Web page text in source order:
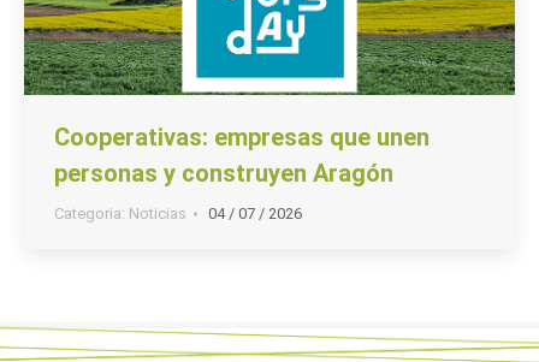
Cooperativas: empresas que unen
personas y construyen Aragón
Categoria: Noticias 04 / 07 / 2026